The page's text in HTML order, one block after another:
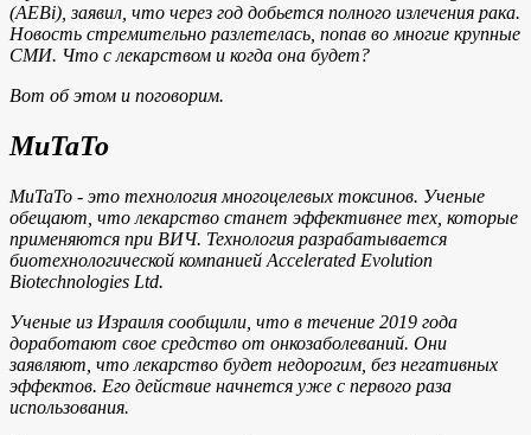
(AEBi), заявил, что через год добьется полного излечения рака.
Новость стремительно разлетелась, попав во многие крупные
СМИ. Что с лекарством и когда она будет?
Вот об этом и поговорим.
MuTaTo
MuTaTo - это технология многоцелевых токсинов. Ученые
обещают, что лекарство станет эффективнее тех, которые
применяются при ВИЧ. Технология разрабатывается
биотехнологической компанией Accelerated Evolution
Biotechnologies Ltd.
Ученые из Израиля сообщили, что в течение 2019 года
доработают свое средство от онкозаболеваний. Они
заявляют, что лекарство будет недорогим, без негативных
эффектов. Его действие начнется уже с первого раза
использования.